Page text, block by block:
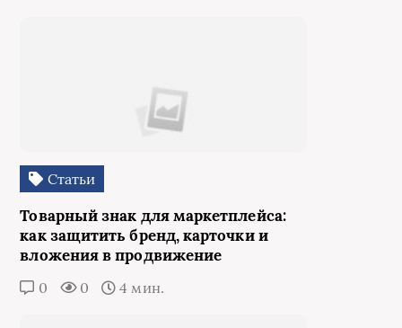
Статьи
Товарный знак для маркетплейса:
как защитить бренд, карточки и
вложения в продвижение
0 0 4 мин.